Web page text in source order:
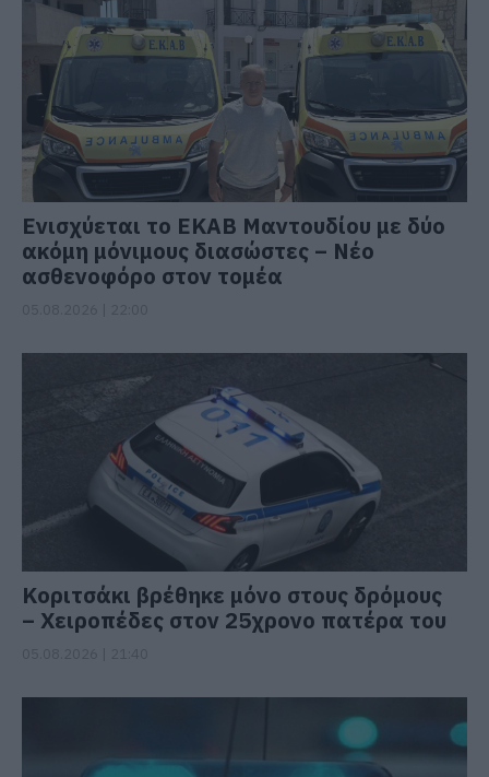
Ενισχύεται το ΕΚΑΒ Μαντουδίου με δύο
ακόμη μόνιμους διασώστες – Νέο
ασθενοφόρο στον τομέα
Κοριτσάκι βρέθηκε μόνο στους δρόμους
– Χειροπέδες στον 25χρονο πατέρα του